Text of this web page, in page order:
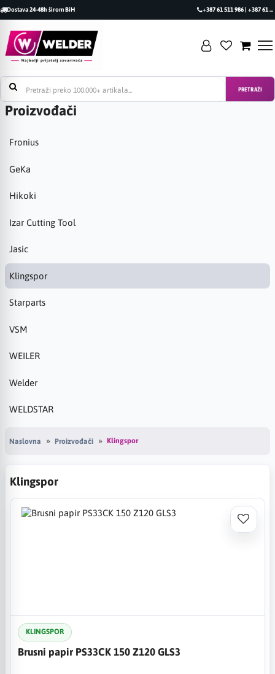
Dostava 24-48h širom BiH +387 61 511 986 | +387 61 493 470
PRETRAŽI
Proizvođači
Fronius
GeKa
Hikoki
Izar Cutting Tool
Jasic
Klingspor
Starparts
VSM
WEILER
Welder
WELDSTAR
Naslovna Proizvođači Klingspor
Klingspor
KLINGSPOR
Brusni papir PS33CK 150 Z120 GLS3